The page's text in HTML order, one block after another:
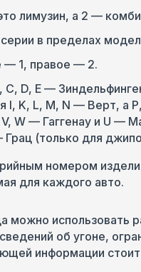
лимузин, а 2 — комби
в пределах
— 1, правое — 2.
D, E —
I, K, L, M, N — Верт, а
W — Гаггенау и U —
(только для
номером
для каждого авто.
можно использовать
об угоне,
информации стоит